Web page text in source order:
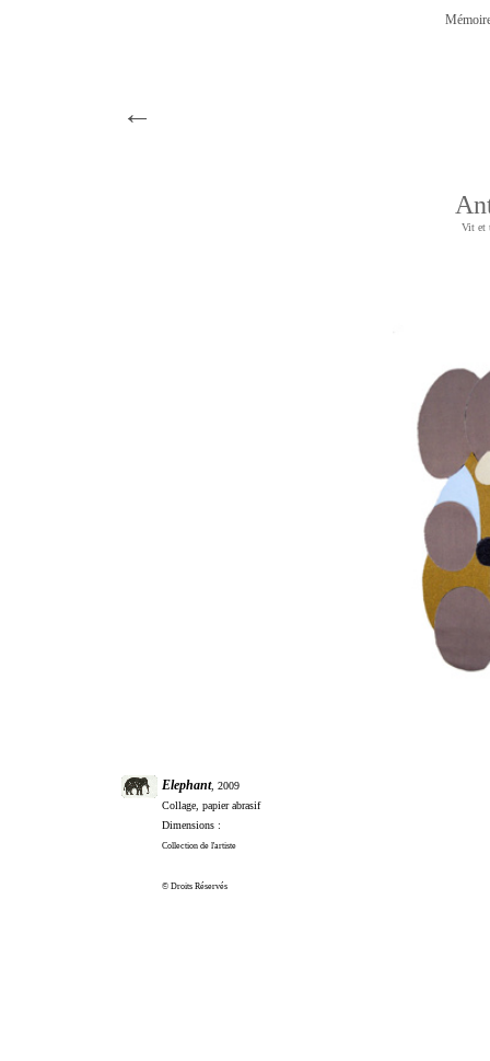
←
Vit et
Elephant, 2009
Collage, papier abrasif
Dimensions :
Collection de l'artiste
© Droits Réservés